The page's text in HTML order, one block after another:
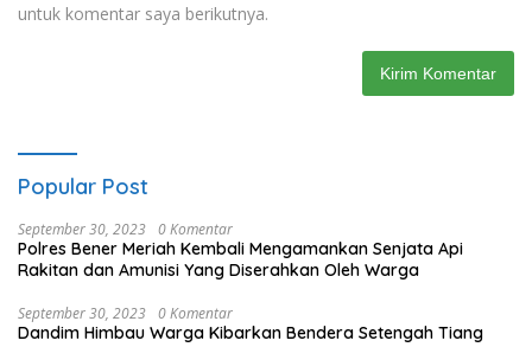
untuk komentar saya berikutnya.
Popular Post
September 30, 2023 0 Komentar
Polres Bener Meriah Kembali Mengamankan Senjata Api
Rakitan dan Amunisi Yang Diserahkan Oleh Warga
September 30, 2023 0 Komentar
Dandim Himbau Warga Kibarkan Bendera Setengah Tiang